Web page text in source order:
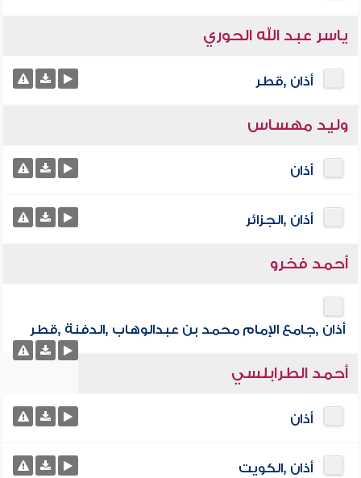
ياسر عبد الله الحوري
أذان ,قطر
وليد مهساس
أذان
أذان ,الجزائر
أحمد فخرو
أذان ,جامع الإمام محمد بن عبدالوهاب ,الدفنة ,قطر
أحمد الطرابلسي
أذان
أذان ,الكويت